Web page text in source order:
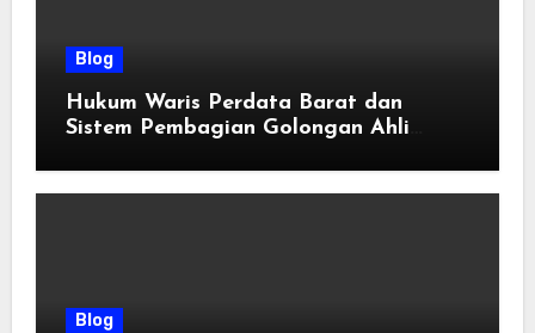
Blog
Hukum Waris Perdata Barat dan
Sistem Pembagian Golongan Ahli
Blog